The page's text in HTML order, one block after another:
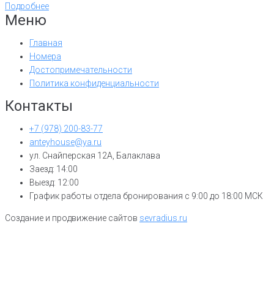
Подробнее
Меню
Главная
Номера
Достопримечательности
Политика конфиденциальности
Контакты
+7 (978) 200-83-77
anteyhouse@ya.ru
ул. Снайперская 12А, Балаклава
Заезд: 14:00
Выезд: 12:00
График работы отдела бронирования с 9:00 до 18:00 МСК
Создание и продвижение сайтов sevradius.ru